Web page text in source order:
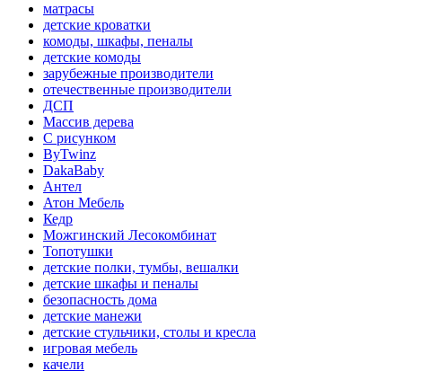
матрасы
детские кроватки
комоды, шкафы, пеналы
детские комоды
зарубежные производители
отечественные производители
ДСП
Массив дерева
С рисунком
ByTwinz
DakaBaby
Антел
Атон Мебель
Кедр
Можгинский Лесокомбинат
Топотушки
детские полки, тумбы, вешалки
детские шкафы и пеналы
безопасность дома
детские манежи
детские стульчики, столы и кресла
игровая мебель
качели